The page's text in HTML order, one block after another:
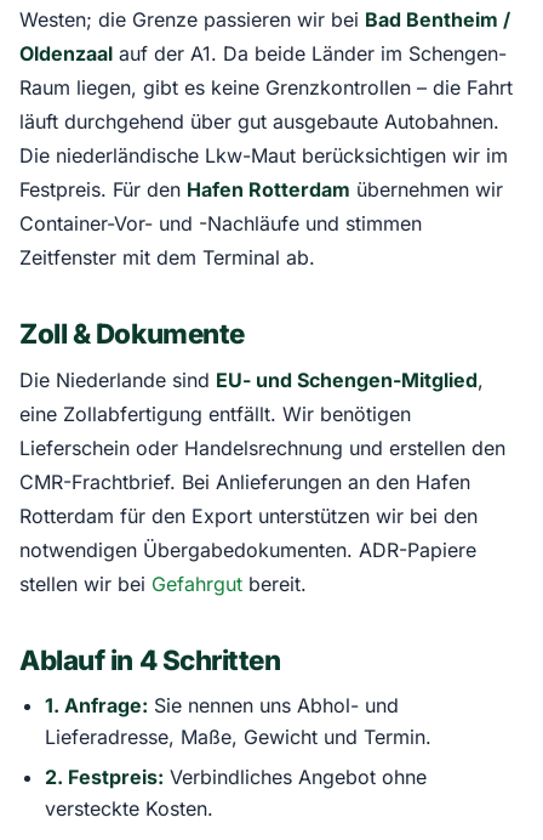
Westen; die Grenze passieren wir bei Bad Bentheim /
Oldenzaal auf der A1. Da beide Länder im Schengen-
Raum liegen, gibt es keine Grenzkontrollen – die Fahrt
läuft durchgehend über gut ausgebaute Autobahnen.
Die niederländische Lkw-Maut berücksichtigen wir im
Festpreis. Für den Hafen Rotterdam übernehmen wir
Container-Vor- und -Nachläufe und stimmen
Zeitfenster mit dem Terminal ab.
Zoll & Dokumente
Die Niederlande sind EU- und Schengen-Mitglied,
eine Zollabfertigung entfällt. Wir benötigen
Lieferschein oder Handelsrechnung und erstellen den
CMR-Frachtbrief. Bei Anlieferungen an den Hafen
Rotterdam für den Export unterstützen wir bei den
notwendigen Übergabedokumenten. ADR-Papiere
stellen wir bei Gefahrgut bereit.
Ablauf in 4 Schritten
1. Anfrage: Sie nennen uns Abhol- und
Lieferadresse, Maße, Gewicht und Termin.
2. Festpreis: Verbindliches Angebot ohne
versteckte Kosten.